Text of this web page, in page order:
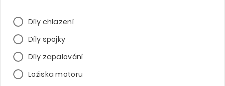
Díly chlazení
Díly spojky
Díly zapalování
Ložiska motoru